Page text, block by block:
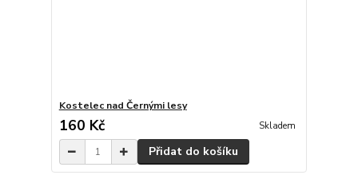
Kostelec nad Černými lesy
160 Kč Skladem
Přidat do košíku